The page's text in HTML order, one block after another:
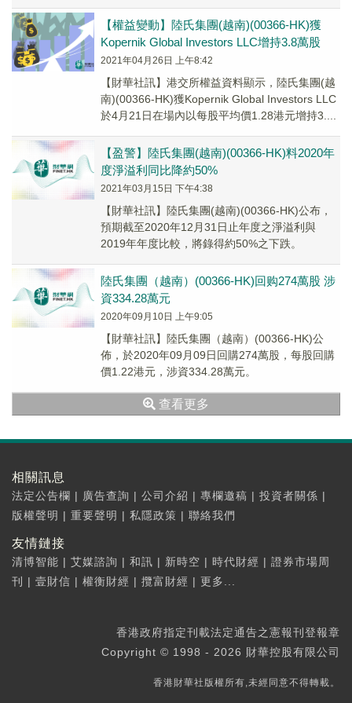
【權益變動】陸氏集團(越南)(00366-HK)獲
Kopernik Global Investors LLC增持3.8萬股
2021年04月26日 上午8:42
【財華社訊】港交所權益資料顯示，陸氏集團(越
南)(00366-HK)獲Kopernik Global Investors LLC
於4月21日在場內以每股平均價1.28港元增持3....
【盈警】陸氏集團(越南)(00366-HK)料2020年
度淨溢利同比降約50%
2021年03月15日 下午4:38
【財華社訊】陸氏集團(越南)(00366-HK)公布，
預期截至2020年12月31日止年度之淨溢利與
2019年年度比較，將錄得約50%之下跌。
陸氏集團（越南）(00366-HK)回购274萬股 涉
資334.28萬元
2020年09月10日 上午9:05
【財華社訊】陸氏集團（越南）(00366-HK)公
佈，於2020年09月09日回購274萬股，每股回購
價1.22港元，涉資334.28萬元。
查看更多
相關訊息
法定公告欄 | 廣告查詢 | 公司介紹 | 專欄邀稿 | 投資者關係 |
版權聲明 | 重要聲明 | 私隱政策 | 聯絡我們
友情鏈接
清博智能 | 艾媒諮詢 | 和訊 | 新時空 | 時代財經 | 證券市場周
刊
| 壹財信 | 權衡財經 | 攬富財經 | 更多...
香港政府指定刊載法定通告之憲報刊登報章
Copyright © 1998 - 2026 財華控股有限公司
香港財華社版權所有,未經同意不得轉載。